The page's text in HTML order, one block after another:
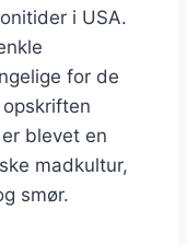
i USA.
for de
blevet en
madkultur,
smør.